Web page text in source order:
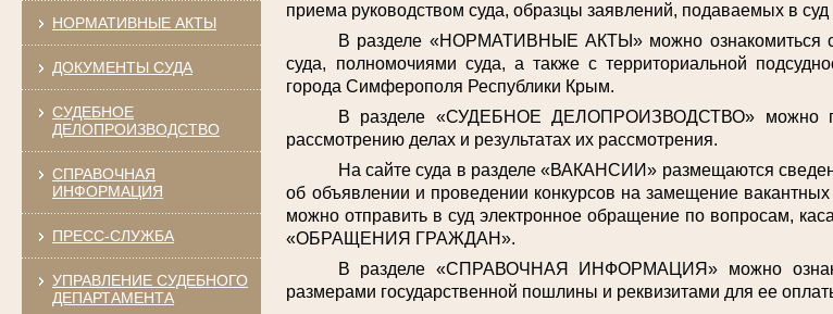
НОРМАТИВНЫЕ АКТЫ
ДОКУМЕНТЫ СУДА
СУДЕБНОЕ
ДЕЛОПРОИЗВОДСТВО
СПРАВОЧНАЯ
ИНФОРМАЦИЯ
ПРЕСС-СЛУЖБА
УПРАВЛЕНИЕ СУДЕБНОГО
ДЕПАРТАМЕНТА
приема руководством суда, образцы заявлений, подаваемых в суд
В разделе «НОРМАТИВНЫЕ АКТЫ» можно ознакомиться с
суда, полномочиями суда, а также с территориальной
города Симферополя Республики Крым.
В разделе «СУДЕБНОЕ ДЕЛОПРОИЗВОДСТВО» можно
рассмотрению делах и результатах их рассмотрения.
На сайте суда в разделе «ВАКАНСИИ» размещаются
об объявлении и проведении конкурсов на замещение
можно отправить в суд электронное обращение по вопросам,
«ОБРАЩЕНИЯ ГРАЖДАН».
В разделе «СПРАВОЧНАЯ ИНФОРМАЦИЯ» можно
размерами государственной пошлины и реквизитами для ее